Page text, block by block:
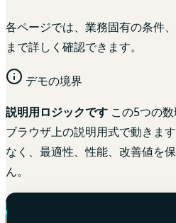
各ページでは、業務固有の条件
まで詳しく確認できます。
デモの境界
説明用ロジックです この5つの
ブラウザ上の説明用式で動きま
なく、最適性、性能、改善値を
ん。